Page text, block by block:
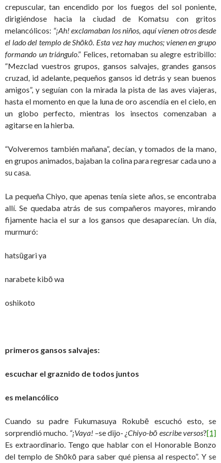
crepuscular, tan encendido por los fuegos del sol poniente,
dirigiéndose hacia la ciudad de Komatsu con gritos
melancólicos: “¡Ah! exclamaban los niños, aquí vienen otros desde
el lado del templo de Shōkō. Esta vez hay muchos; vienen en grupo
formando un triángulo.” Felices, retomaban su alegre estribillo:
“Mezclad vuestros grupos, gansos salvajes, grandes gansos
cruzad, id adelante, pequeños gansos id detrás y sean buenos
amigos”, y seguían con la mirada la pista de las aves viajeras,
hasta el momento en que la luna de oro ascendía en el cielo, en
un globo perfecto, mientras los insectos comenzaban a
agitarse en la hierba.
“Volveremos también mañana”, decían, y tomados de la mano,
en grupos animados, bajaban la colina para regresar cada uno a
su casa.
La pequeña Chiyo, que apenas tenía siete años, se encontraba
allí. Se quedaba atrás de sus compañeros mayores, mirando
fijamente hacia el sur a los gansos que desaparecían. Un día,
murmuró:
hatsūgari ya
narabete kibō wa
oshikoto
primeros gansos salvajes:
escuchar el graznido de todos juntos
es melancólico
Cuando su padre Fukumasuya Rokubē escuchó esto, se
sorprendió mucho. “¡Vaya! –se dijo-¿Chiyo-bō escribe versos?[1]
Es extraordinario. Tengo que hablar con el Honorable Bonzo
del templo de Shōkō para saber qué piensa al respecto”. Y se